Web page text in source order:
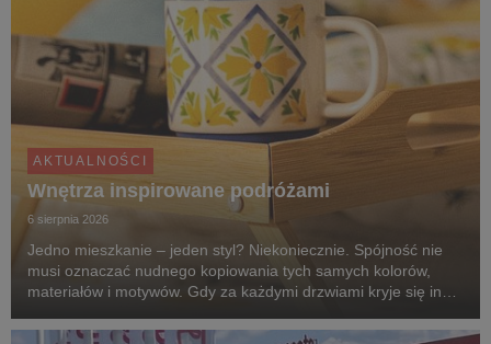
AKTUALNOŚCI
Wnętrza inspirowane podróżami
6 sierpnia 2026
Jedno mieszkanie – jeden styl? Niekoniecznie. Spójność nie
musi oznaczać nudnego kopiowania tych samych kolorów,
materiałów i motywów. Gdy za każdymi drzwiami kryje się inny
po różnych zakątkach świata. Zgodnie z...